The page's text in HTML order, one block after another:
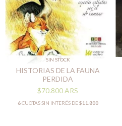
SIN STOCK
HISTORIAS DE LA FAUNA
PERDIDA
$70.800ARS
6CUOTAS SIN INTERÉS DE$11.800